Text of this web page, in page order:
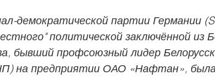
демократической партии Германии
политической заключённой из
бывший профсоюзный лидер
на предприятии ОАО «Нафтан»,